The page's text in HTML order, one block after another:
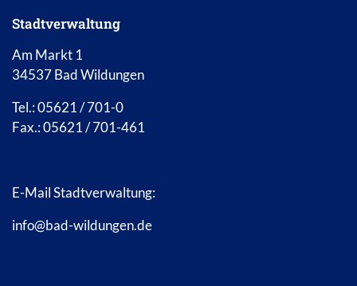
Stadtverwaltung
Am Markt 1
34537 Bad Wildungen
Tel.: 05621 / 701-0
Fax.: 05621 / 701-461
E-Mail Stadtverwaltung:
info@bad-wildungen.de